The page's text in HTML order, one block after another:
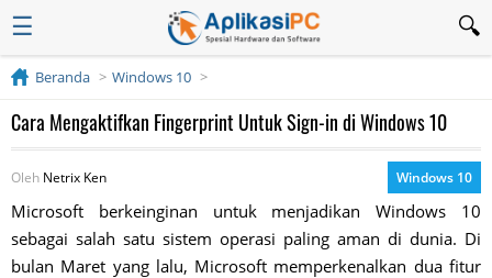
☰
Beranda Windows 10
Cara Mengaktifkan Fingerprint Untuk Sign-in di Windows 10
Oleh Netrix Ken Windows 10
Microsoft berkeinginan untuk menjadikan Windows 10
sebagai salah satu sistem operasi paling aman di dunia. Di
bulan Maret yang lalu, Microsoft memperkenalkan dua fitur